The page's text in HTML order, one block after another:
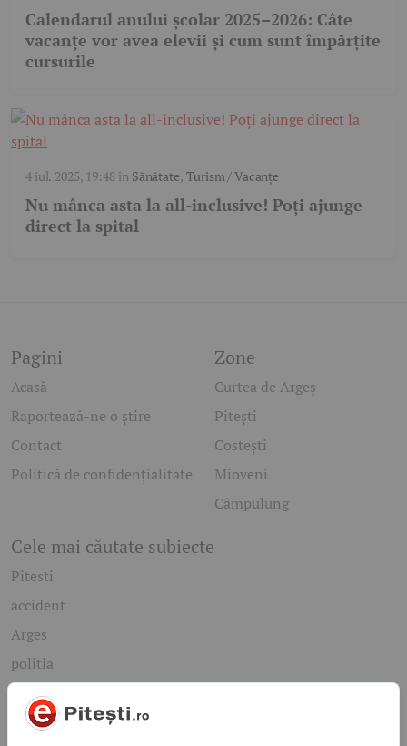
Calendarul anului școlar 2025–2026: Câte
vacanțe vor avea elevii și cum sunt împărțite
cursurile
4 iul. 2025, 19:48în Sănătate, Turism / Vacanțe
Nu mânca asta la all-inclusive! Poți ajunge
direct la spital
Pagini
Acasă
Raportează-ne o știre
Contact
Politică de confidențialitate
Zone
Curtea de Argeș
Pitești
Costești
Mioveni
Câmpulung
Cele mai căutate subiecte
Pitesti
accident
Arges
politia
mioveni
Caută rapid știrile care te interesează